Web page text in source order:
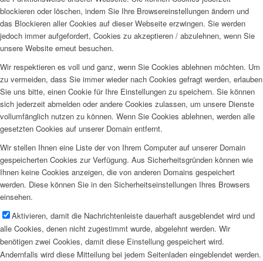
blockieren oder löschen, indem Sie Ihre Browsereinstellungen ändern und
das Blockieren aller Cookies auf dieser Webseite erzwingen. Sie werden
jedoch immer aufgefordert, Cookies zu akzeptieren / abzulehnen, wenn Sie
unsere Website erneut besuchen.
Wir respektieren es voll und ganz, wenn Sie Cookies ablehnen möchten. Um
zu vermeiden, dass Sie immer wieder nach Cookies gefragt werden, erlauben
Sie uns bitte, einen Cookie für Ihre Einstellungen zu speichern. Sie können
sich jederzeit abmelden oder andere Cookies zulassen, um unsere Dienste
vollumfänglich nutzen zu können. Wenn Sie Cookies ablehnen, werden alle
gesetzten Cookies auf unserer Domain entfernt.
Wir stellen Ihnen eine Liste der von Ihrem Computer auf unserer Domain
gespeicherten Cookies zur Verfügung. Aus Sicherheitsgründen können wie
Ihnen keine Cookies anzeigen, die von anderen Domains gespeichert
werden. Diese können Sie in den Sicherheitseinstellungen Ihres Browsers
einsehen.
Aktivieren, damit die Nachrichtenleiste dauerhaft ausgeblendet wird und
alle Cookies, denen nicht zugestimmt wurde, abgelehnt werden. Wir
benötigen zwei Cookies, damit diese Einstellung gespeichert wird.
Andernfalls wird diese Mitteilung bei jedem Seitenladen eingeblendet werden.